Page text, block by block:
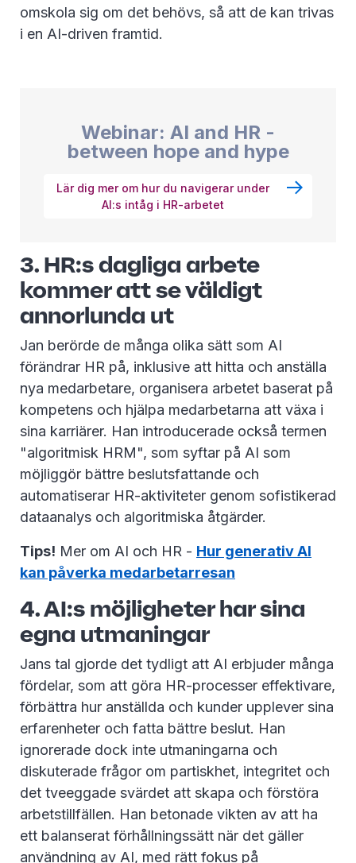
omskola sig om det behövs, så att de kan trivas
i en AI-driven framtid.
Webinar: AI and HR -
between hope and hype
Lär dig mer om hur du navigerar under
AI:s intåg i HR-arbetet
3. HR:s dagliga arbete
kommer att se väldigt
annorlunda ut
Jan berörde de många olika sätt som AI
förändrar HR på, inklusive att hitta och anställa
nya medarbetare, organisera arbetet baserat på
kompetens och hjälpa medarbetarna att växa i
sina karriärer. Han introducerade också termen
"algoritmisk HRM", som syftar på AI som
möjliggör bättre beslutsfattande och
automatiserar HR-aktiviteter genom sofistikerad
dataanalys och algoritmiska åtgärder.
Tips! Mer om AI och HR - Hur generativ AI
kan påverka medarbetarresan
4. AI:s möjligheter har sina
egna utmaningar
Jans tal gjorde det tydligt att AI erbjuder många
fördelar, som att göra HR-processer effektivare,
förbättra hur anställda och kunder upplever sina
erfarenheter och fatta bättre beslut. Han
ignorerade dock inte utmaningarna och
diskuterade frågor om partiskhet, integritet och
det tveeggade svärdet att skapa och förstöra
arbetstillfällen. Han betonade vikten av att ha
ett balanserat förhållningssätt när det gäller
användning av AI, med rätt fokus på